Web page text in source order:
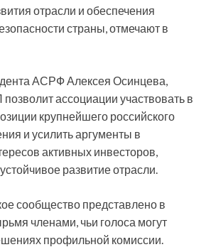
отрасли и обеспечения
страны, отмечают в
АСРФ Алексея Осинцева,
ассоциации участвовать в
крупнейшего российского
и усилить аргументы в
активных инвесторов,
развитие отрасли.
сообщество представлено в
членами, чьи голоса могут
профильной комиссии.